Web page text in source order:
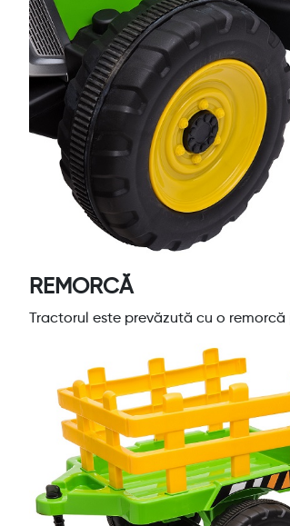
REMORCĂ
Tractorul este prevăzută cu o